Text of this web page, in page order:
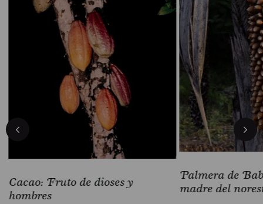
Cacao: Fruto de dioses y
hombres
Palmera de
madre del